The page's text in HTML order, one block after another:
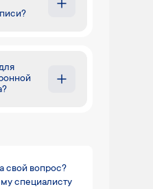
свой вопрос?
специалисту